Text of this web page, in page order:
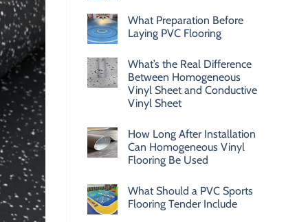
What Preparation Before
Laying PVC Flooring
What’s the Real Difference
Between Homogeneous
Vinyl Sheet and Conductive
Vinyl Sheet
How Long After Installation
Can Homogeneous Vinyl
Flooring Be Used
What Should a PVC Sports
Flooring Tender Include